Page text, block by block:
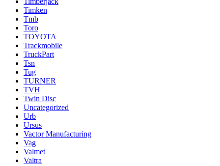
Timken
Tmb
Toro
TOYOTA
Trackmobile
TruckPart
Tsn
Tug
TURNER
TVH
Twin Disc
Uncategorized
Urb
Ursus
Vactor Manufacturing
Vag
Valmet
Valtra